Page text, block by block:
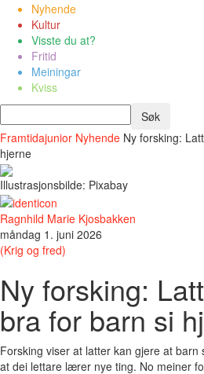
Nyhende
Kultur
Visste du at?
Fritid
Meiningar
Kviss
Framtidajunior Nyhende Ny forsking:
hjerne
Illustrasjonsbilde: Pixabay
Ragnhild Marie Kjosbakken
måndag 1. juni 2026
(Krig og fred)
Ny forsking:
bra for barn si
Forsking viser at latter kan gjere at
at dei lettare lærer nye ting. No meiner